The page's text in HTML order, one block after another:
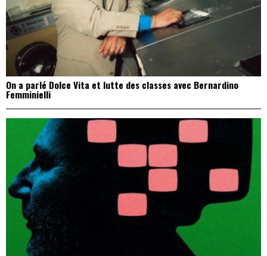
On a parlé Dolce Vita et lutte des classes avec Bernardino
Femminielli